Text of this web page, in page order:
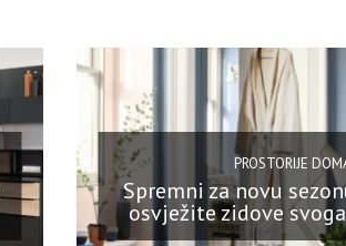
PROSTORIJE
Spremni za novu
osvježite zidove